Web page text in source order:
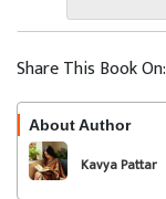
Share This Book On:
About Author
Kavya Pattar